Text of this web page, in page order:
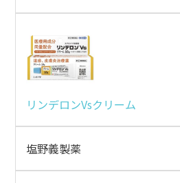
リンデロンVsクリーム
塩野義製薬